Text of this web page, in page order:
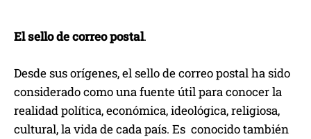
El sello de correo postal.
Desde sus orígenes, el sello de correo postal ha sido
considerado como una fuente útil para conocer la
realidad política, económica, ideológica, religiosa,
cultural, la vida de cada país. Es conocido también